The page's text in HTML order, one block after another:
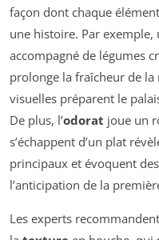
façon dont chaque
une histoire. Par exemple,
accompagné de légumes
prolonge la fraîcheur de la
visuelles préparent le
De plus, l’odorat joue un
s’échappent d’un plat
principaux et évoquent
l’anticipation de la
Les experts